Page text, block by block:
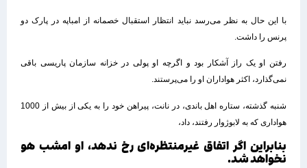
با این حال به نظر می‌رسد نباید انتظار استقبال خصمانه از امباپه در پارک دو
پرنس را داشت.
رفتن او یک راز آشکار بود و اگرچه او پولی در خزانه سازمان پاریسی باقی
نمی‌گذارد، اکثر هواداران او را می‌پرستند.
شنبه گذشته، ستاره اهل باندی، در نانت، پیراهن خود را به یکی از بیش از 1000
هواداری که به لابوژوار رفتند، داد،
بنابراین اگر اتفاق غیرمنتظره‌ای رخ ندهد، او امشب هو
نخواهد شد.